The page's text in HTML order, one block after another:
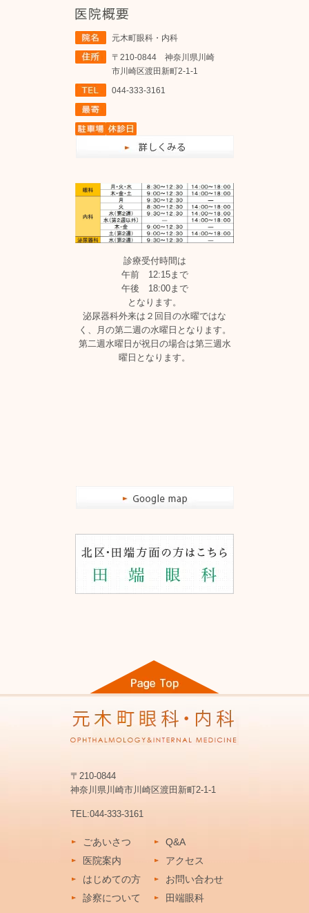
元木町眼科・内科
〒210-0844 神奈川県川崎
市川崎区渡田新町2-1-1
044-333-3161
診療受付時間は
午前 12:15まで
午後 18:00まで
となります。
泌尿器科外来は２回目の水曜ではな
く、月の第二週の水曜日となります。
第二週水曜日が祝日の場合は第三週水
曜日となります。
〒210-0844
神奈川県川崎市川崎区渡田新町2-1-1
TEL:044-333-3161
ごあいさつ
医院案内
はじめての方
診察について
Q&A
アクセス
お問い合わせ
田端眼科